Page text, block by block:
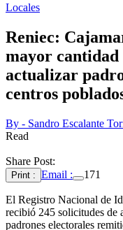
Locales
Reniec:
mayor cantidad
actualizar
centros
By - Sandro Escalante
Read
Share Post:
Print : Email : 171
El Registro Nacional de
recibió 245 solicitudes de
padrones electorales